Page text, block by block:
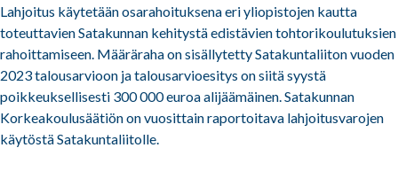
Lahjoitus käytetään osarahoituksena eri yliopistojen kautta
toteuttavien Satakunnan kehitystä edistävien tohtorikoulutuksien
rahoittamiseen. Määräraha on sisällytetty Satakuntaliiton vuoden
2023 talousarvioon ja talousarvioesitys on siitä syystä
poikkeuksellisesti 300 000 euroa alijäämäinen. Satakunnan
Korkeakoulusäätiön on vuosittain raportoitava lahjoitusvarojen
käytöstä Satakuntaliitolle.